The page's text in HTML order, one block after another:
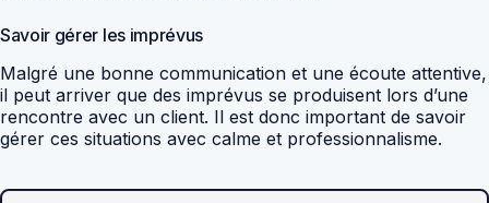
Savoir gérer les imprévus
Malgré une bonne communication et une écoute attentive,
il peut arriver que des imprévus se produisent lors d’une
rencontre avec un client. Il est donc important de savoir
gérer ces situations avec calme et professionnalisme.